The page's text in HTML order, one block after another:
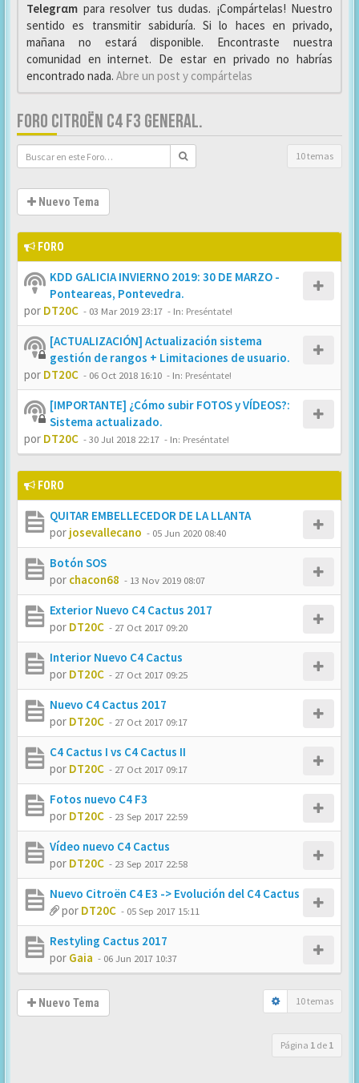
Telegrαm para resolver tus dudas. ¡Compártelas! Nuestro
sentido es transmitir sabiduría. Si lo haces en privado,
mañana no estará disponible. Encontraste nuestra
comunidad en internet. De estar en privado no habrías
encontrado nada. Abre un post y compártelas
FORO CITROËN C4 F3 GENERAL.
10 temas
Nuevo Tema
FORO
KDD GALICIA INVIERNO 2019: 30 DE MARZO -
Ponteareas, Pontevedra.
por DT20C - 03 Mar 2019 23:17 - In: Preséntate!
[ACTUALIZACIÓN] Actualización sistema
gestión de rangos + Limitaciones de usuario.
por DT20C - 06 Oct 2018 16:10 - In: Preséntate!
[IMPORTANTE] ¿Cómo subir FOTOS y VÍDEOS?:
Sistema actualizado.
por DT20C -30 Jul 2018 22:17 - In: Preséntate!
FORO
QUITAR EMBELLECEDOR DE LA LLANTA
por josevallecano - 05 Jun 2020 08:40
Botón SOS
por chacon68 - 13 Nov 2019 08:07
Exterior Nuevo C4 Cactus 2017
por DT20C - 27 Oct 2017 09:20
Interior Nuevo C4 Cactus
por DT20C - 27 Oct 2017 09:25
Nuevo C4 Cactus 2017
por DT20C - 27 Oct 2017 09:17
C4 Cactus I vs C4 Cactus II
por DT20C - 27 Oct 2017 09:17
Fotos nuevo C4 F3
por DT20C - 23 Sep 2017 22:59
Vídeo nuevo C4 Cactus
por DT20C - 23 Sep 2017 22:58
Nuevo Citroën C4 E3 -> Evolución del C4 Cactus
por DT20C - 05 Sep 2017 15:11
Restyling Cactus 2017
por Gaia - 06 Jun 2017 10:37
Nuevo Tema 10 temas
Página 1 de 1